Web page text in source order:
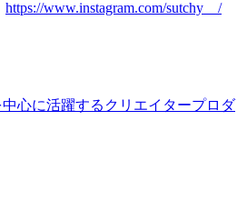
https://www.instagram.com/sutchy__/